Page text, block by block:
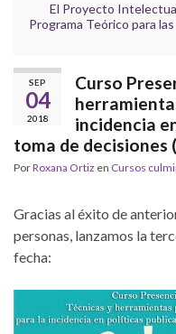
El Proyecto
Programa Teórico para
SEP
04
2018
Curso
incidencia
toma de decisiones
PorRoxana Ortiz en Cursos
Gracias al éxito de
personas, lanzamos la
fecha: